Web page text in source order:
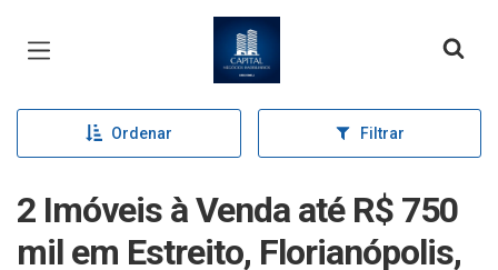
Página inicial
Ordenar Filtrar
2 Imóveis à Venda até R$ 750
mil em Estreito, Florianópolis,